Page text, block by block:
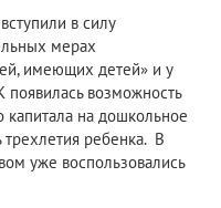
в силу
мерах
имеющих детей» и у
появилась возможность
капитала на дошкольное
ребенка. В
уже воспользовались